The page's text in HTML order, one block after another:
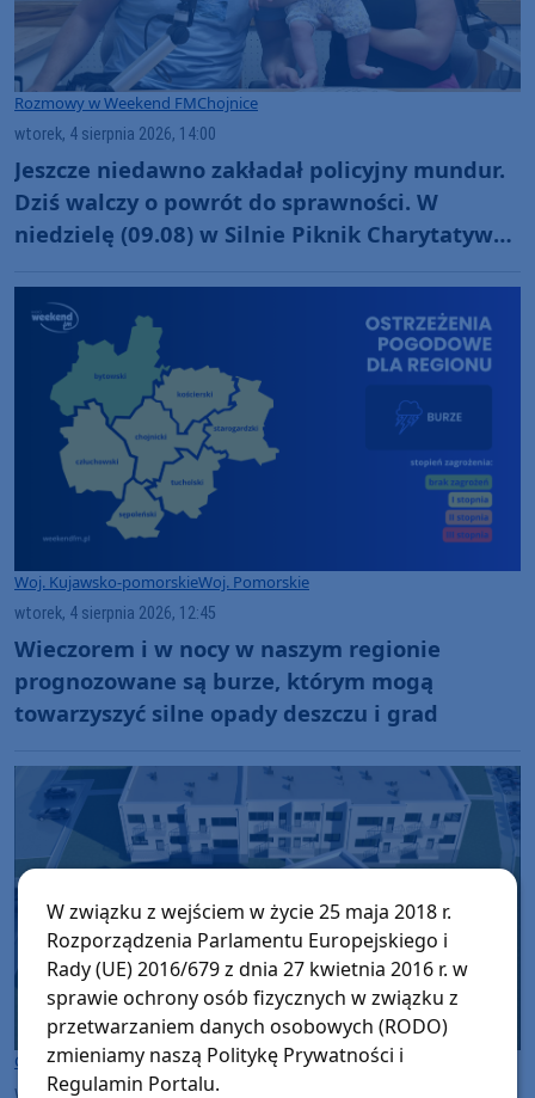
Rozmowy w Weekend FMChojnice
wtorek, 4 sierpnia 2026, 14:00
Jeszcze niedawno zakładał policyjny mundur.
Dziś walczy o powrót do sprawności. W
niedzielę (09.08) w Silnie Piknik Charytatywny
(ROZMOWA)
Woj. Kujawsko-pomorskieWoj. Pomorskie
wtorek, 4 sierpnia 2026, 12:45
Wieczorem i w nocy w naszym regionie
prognozowane są burze, którym mogą
towarzyszyć silne opady deszczu i grad
Gmina Czersk
wtorek, 4 sierpnia 2026, 11:31
W związku z wejściem w życie 25 maja 2018 r.
Rozporządzenia Parlamentu Europejskiego i
Rady (UE) 2016/679 z dnia 27 kwietnia 2016 r. w
sprawie ochrony osób fizycznych w związku z
przetwarzaniem danych osobowych (RODO)
zmieniamy naszą Politykę Prywatności i
Regulamin Portalu.